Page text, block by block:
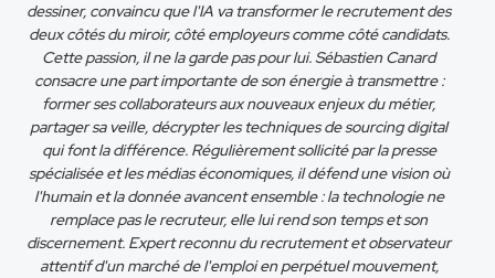
dessiner, convaincu que l'IA va transformer le recrutement des
deux côtés du miroir, côté employeurs comme côté candidats.
Cette passion, il ne la garde pas pour lui. Sébastien Canard
consacre une part importante de son énergie à transmettre :
former ses collaborateurs aux nouveaux enjeux du métier,
partager sa veille, décrypter les techniques de sourcing digital
qui font la différence. Régulièrement sollicité par la presse
spécialisée et les médias économiques, il défend une vision où
l'humain et la donnée avancent ensemble : la technologie ne
remplace pas le recruteur, elle lui rend son temps et son
discernement. Expert reconnu du recrutement et observateur
attentif d'un marché de l'emploi en perpétuel mouvement,